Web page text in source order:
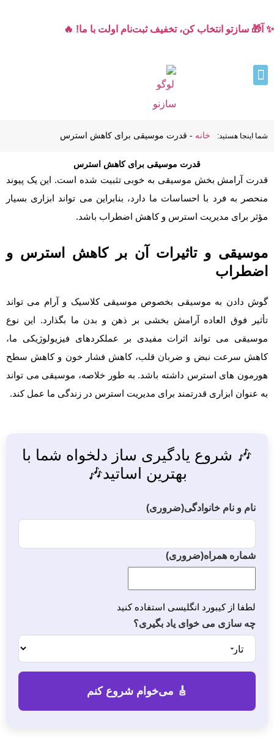
✨ آ🎁 سازتو انتخاب کن، تخفیف ثبت‌نام اولت با ما! 🔥
شما اینجا هستید: خانه - قدرت موسیقی برای کاهش استرس
قدرت موسیقی برای کاهش استرس
قدرت آرامش بخش موسیقی به خوبی تثبیت شده است. این یک پیوند
منحصر به فرد با احساسات ما دارد، بنابراین می تواند ابزاری بسیار
مؤثر برای مدیریت استرس و کاهش اضطراب باشد.
موسیقی و تاثیرات آن بر کاهش استرس و
اضطراب
گوش دادن به موسیقی بخصوص موسیقی کلاسیک و آرام می تواند
تأثیر فوق العاده آرامش بخشی بر ذهن و بدن ما بگذارد. این نوع
موسیقی می تواند اثرات مفیدی بر عملکردهای فیزیولوژیکی ما،
کاهش سرعت نبض و ضربان قلب، کاهش فشار خون و کاهش سطح
هورمون های استرس داشته باشد. به طور خلاصه، موسیقی می تواند
به عنوان ابزاری قدرتمند برای مدیریت استرس در زندگی ما عمل کند.
🎶 شروع یادگیری ساز دلخواه شما با
بهترین اساتید🎶
نام و نام خانوادگی(ضروری)
شماره همراه(ضروری)
لطفا از کیبورد انگلیسی استفاده کنید
چه سازی می خوای یاد بگیری؟